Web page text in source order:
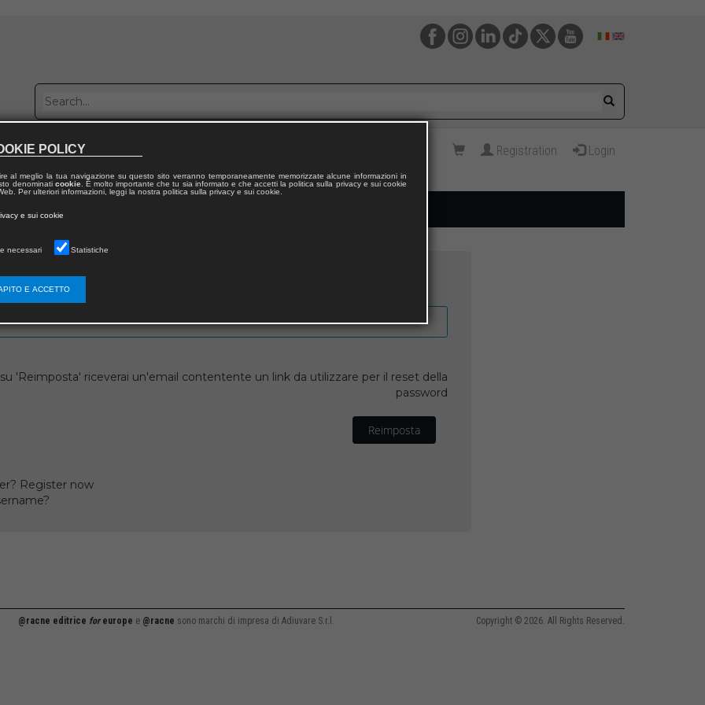
with us Registration Login
'Reimposta' riceverai un'email contentente un link da utilizzare per il reset della
password
Reimposta
Register now
@racne editrice foreurope e @racne sono marchi di impresa di Adiuvare S.r.l. Copyright © 2026. All Rights Reserved.
POLICY
al meglio la tua navigazione su questo sito verranno temporaneamente memorizzate alcune informazioni in
denominati cookie. È molto importante che tu sia informato e che accetti la politica sulla privacy e sui cookie
Per ulteriori informazioni, leggi la nostra politica sulla privacy e sui cookie.
e sui cookie
necessari Statistiche
E ACCETTO